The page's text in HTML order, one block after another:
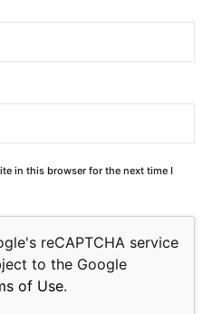
in this browser for the next time I
reCAPTCHA service
to the Google
of Use.